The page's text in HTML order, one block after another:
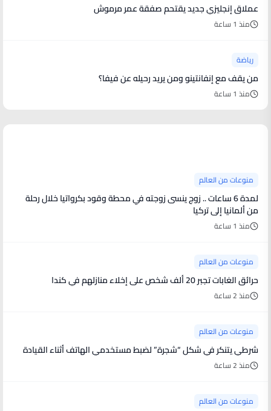
عملاق إنجليزي جديد يقتحم صفقة عمر مرموش
منذ 1 ساعة
رياضة
من يقف مع إنفانتينو ومن يريد رحيله عن فيفا؟
منذ 1 ساعة
منوعات من العالم
لمدة 6 ساعات .. زوج ينسى زوجته في محطة وقود بكرواتيا خلال رحلة
من ألمانيا إلى تركيا
منذ 1 ساعة
منوعات من العالم
حرائق الغابات تجبر 20 ألف شخص على إخلاء منازلهم في كندا
منذ 2 ساعة
منوعات من العالم
شرطي يتنكر في شكل “شجرة” لضبط مستخدمي الهاتف أثناء القيادة
منذ 2 ساعة
منوعات من العالم